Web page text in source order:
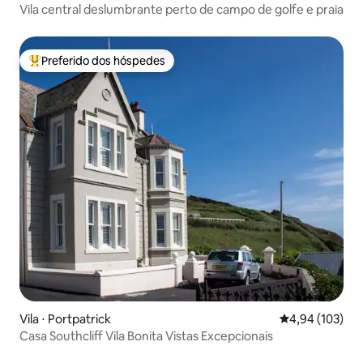
Vila central deslumbrante perto de campo de golfe e praia
Entre os melhores preferidos dos hóspedes
Preferido dos hóspedes
Vila ⋅ Portpatrick 4,94 de uma
4,94 (103)
Casa Southcliff Vila Bonita Vistas Excepcionais